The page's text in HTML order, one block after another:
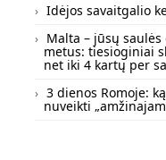
Idėjos savaitgalio
Malta – jūsų
metus: tiesioginiai
net iki 4 kartų per
3 dienos Romoje:
nuveikti